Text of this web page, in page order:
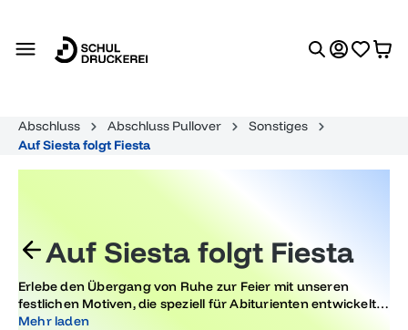
Abschluss Abschluss Pullover
Sonstiges
Auf Siesta folgt Fiesta
Auf Siesta folgt Fiesta
Erlebe den Übergang von Ruhe zur Feier mit unseren
festlichen Motiven, die speziell für Abiturienten entwickelt
wurden. Diese Designs schlagen eine Brücke von der
Mehr laden